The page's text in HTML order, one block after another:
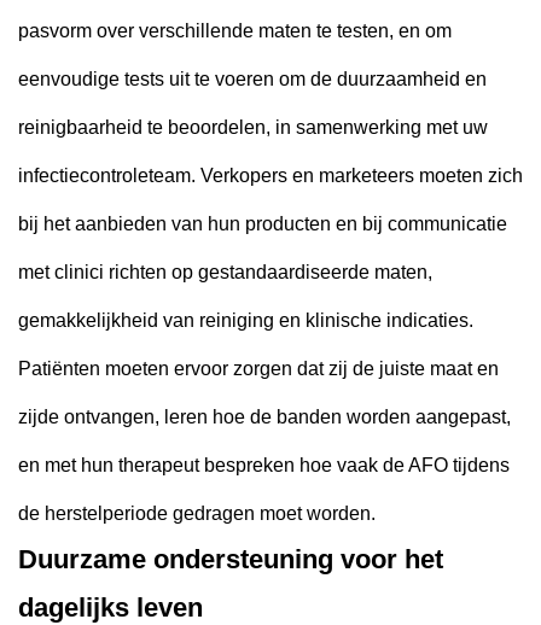
pasvorm over verschillende maten te testen, en om
eenvoudige tests uit te voeren om de duurzaamheid en
reinigbaarheid te beoordelen, in samenwerking met uw
infectiecontroleteam. Verkopers en marketeers moeten zich
bij het aanbieden van hun producten en bij communicatie
met clinici richten op gestandaardiseerde maten,
gemakkelijkheid van reiniging en klinische indicaties.
Patiënten moeten ervoor zorgen dat zij de juiste maat en
zijde ontvangen, leren hoe de banden worden aangepast,
en met hun therapeut bespreken hoe vaak de AFO tijdens
de herstelperiode gedragen moet worden.
Duurzame ondersteuning voor het
dagelijks leven